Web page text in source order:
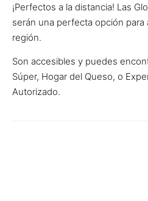
¡Perfectos a la distancia! Las
serán una perfecta opción
región.
Son accesibles y puedes
Súper, Hogar del Queso, o
Autorizado.